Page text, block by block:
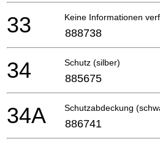
Keine Informationen
33 888738
Schutz (silber)
34 885675
Schutzabdeckung
34A 886741